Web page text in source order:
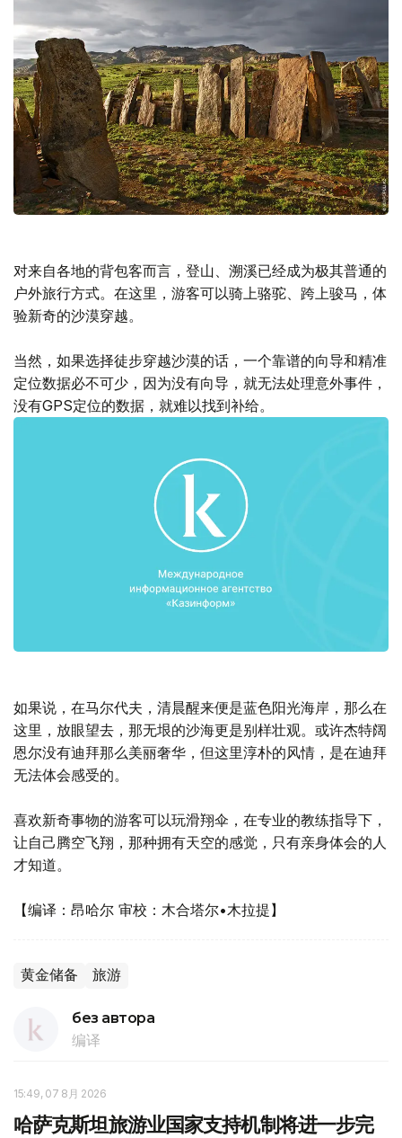
对来自各地的背包客而言，登山、溯溪已经成为极其普通的
户外旅行方式。在这里，游客可以骑上骆驼、跨上骏马，体
验新奇的沙漠穿越。
当然，如果选择徒步穿越沙漠的话，一个靠谱的向导和精准
定位数据必不可少，因为没有向导，就无法处理意外事件，
没有GPS定位的数据，就难以找到补给。
如果说，在马尔代夫，清晨醒来便是蓝色阳光海岸，那么在
这里，放眼望去，那无垠的沙海更是别样壮观。或许杰特阔
恩尔没有迪拜那么美丽奢华，但这里淳朴的风情，是在迪拜
无法体会感受的。
喜欢新奇事物的游客可以玩滑翔伞，在专业的教练指导下，
让自己腾空飞翔，那种拥有天空的感觉，只有亲身体会的人
才知道。
【编译：昂哈尔 审校：木合塔尔•木拉提】
黄金储备 旅游
без автора
编译
15:49, 07 8月 2026
哈萨克斯坦旅游业国家支持机制将进一步完